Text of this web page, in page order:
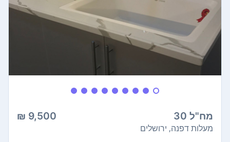
מח"ל 30 9,500 ₪
מעלות דפנה, ירושלים